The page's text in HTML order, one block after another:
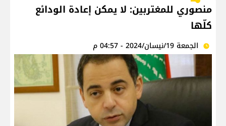
منصوري للمغتربين: لا يمكن إعادة الودائع
كلّها
الجمعة 19/نيسان/2024 - 04:57 م